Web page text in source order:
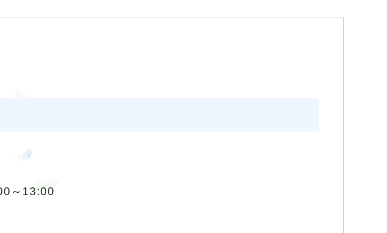
～13:00